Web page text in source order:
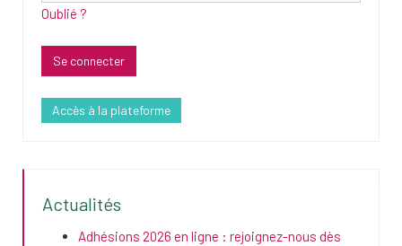
Oublié ?
Accès à la plateforme
Actualités
Adhésions 2026 en ligne : rejoignez-nous dès